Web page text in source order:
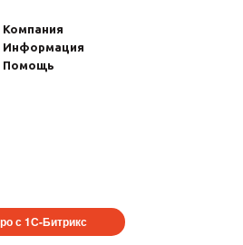
Компания
Информация
Помощь
с 1С-Битрикс